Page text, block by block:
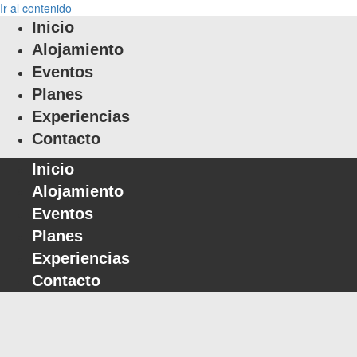
Ir al contenido
Inicio
Alojamiento
Eventos
Planes
Experiencias
Contacto
Inicio
Alojamiento
Eventos
Planes
Experiencias
Contacto